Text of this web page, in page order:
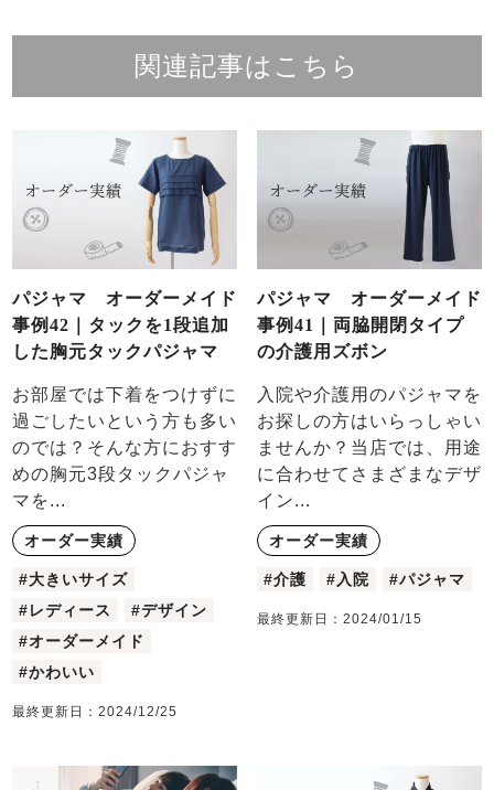
関連記事はこちら
パジャマ オーダーメイド
事例42｜タックを1段追加
した胸元タックパジャマ
お部屋では下着をつけずに
過ごしたいという方も多い
のでは？そんな方におすす
めの胸元3段タックパジャ
マを...
オーダー実績
#大きいサイズ
#レディース
#デザイン
#オーダーメイド
#かわいい
最終更新日：2024/12/25
パジャマ オーダーメイド
事例41｜両脇開閉タイプ
の介護用ズボン
入院や介護用のパジャマを
お探しの方はいらっしゃい
ませんか？当店では、用途
に合わせてさまざまなデザ
イン...
オーダー実績
#介護 #入院 #パジャマ
最終更新日： 2024/01/15